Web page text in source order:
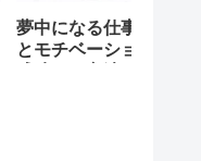
夢中になる仕事を発見
とモチベーションをア